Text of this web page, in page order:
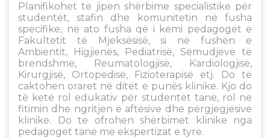
Planifikohet të jipen shërbime specialistike për
studentët, stafin dhe komunitetin në fusha
specifike, në ato fusha që i kemi pedagogët e
Fakultetit të Mjeksësisë, si në fushën e
Ambientit, Higjienës, Pediatrisë, Sëmudjeve të
brendshme, Reumatologjisë, Kardiologjisë,
Kirurgjisë, Ortopedisë, Fizioterapisë etj. Do të
caktohen oraret në ditët e punës klinike. Kjo do
të ketë rol edukativ për studentët tanë, rol në
fitimin dhe ngritjen e aftësive dhe përgjegjësive
klinike. Do të ofrohen shërbimet klinike nga
pedagogët tanë me ekspertizat e tyre.